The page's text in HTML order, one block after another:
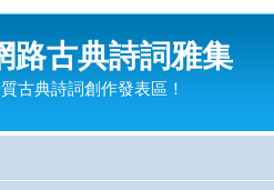
路古典詩詞雅集
古典詩詞創作發表區！